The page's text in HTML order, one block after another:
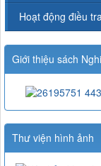
Hoạt động điều
Giới thiệu sách
Thư viện hình ảnh